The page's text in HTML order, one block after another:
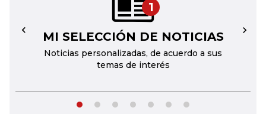
1
MI SELECCIÓN DE NOTICIAS
Noticias personalizadas, de acuerdo a sus
temas de interés
← →